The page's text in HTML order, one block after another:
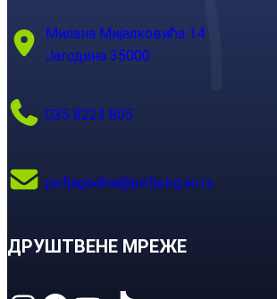
Милана Мијалковића 14
Јагодина 35000
035 8223 805
pefjagodina@pefja.kg.ac.rs
ДРУШТВЕНЕ МРЕЖЕ